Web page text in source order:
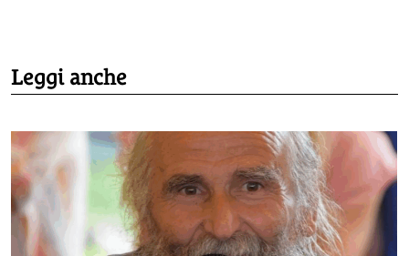
Leggi anche